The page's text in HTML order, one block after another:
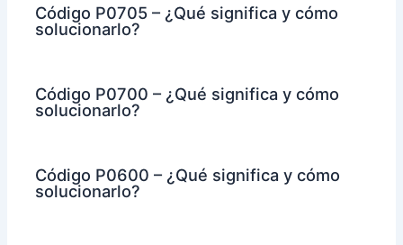
Código P0705 – ¿Qué significa y cómo
solucionarlo?
Código P0700 – ¿Qué significa y cómo
solucionarlo?
Código P0600 – ¿Qué significa y cómo
solucionarlo?